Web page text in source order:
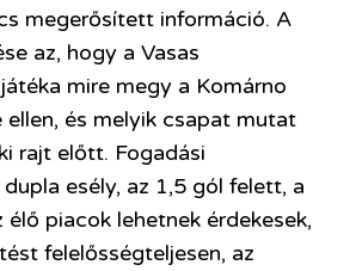
megerősített információ. A
az, hogy a Vasas
mire megy a Komárno
ellen, és melyik csapat mutat
rajt előtt. Fogadási
esély, az 1,5 gól felett, a
élő piacok lehetnek érdekesek,
felelősségteljesen, az